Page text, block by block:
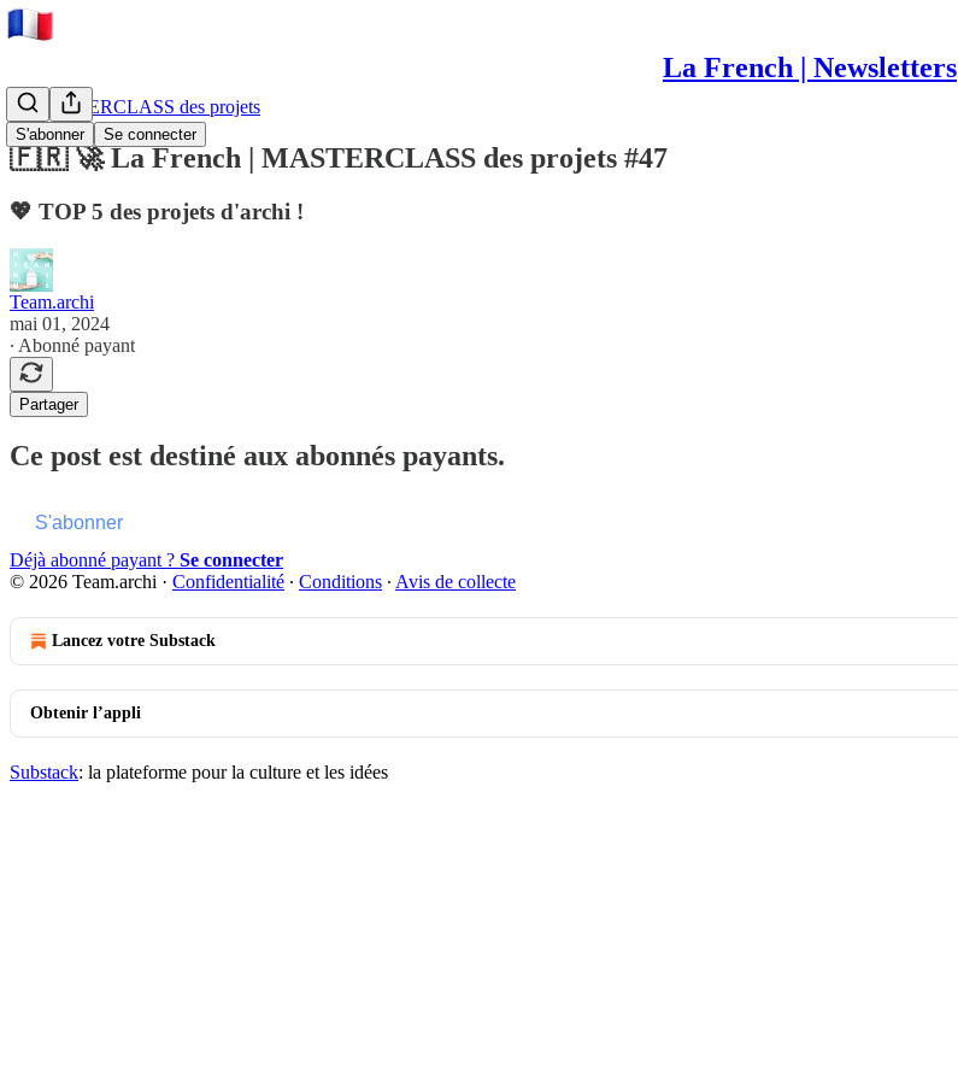
La French | Newsletters
S'abonner Se connecter
🚀 MASTERCLASS des projets
🇫🇷 🚀 La French | MASTERCLASS des projets #47
💖 TOP 5 des projets d'archi !
Team.archi
mai 01, 2024
∙ Abonné payant
Partager
Ce post est destiné aux abonnés payants.
S'abonner
Déjà abonné payant ? Se connecter
© 2026 Team.archi · Confidentialité ∙ Conditions ∙ Avis de collecte
Lancez votre Substack
Obtenir l’appli
Substack: la plateforme pour la culture et les idées